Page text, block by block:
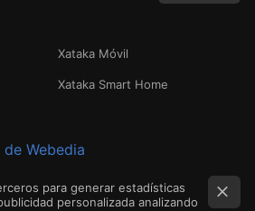
Xataka Móvil
Xataka Smart Home
Webedia
para generar estadísticas
personalizada analizando